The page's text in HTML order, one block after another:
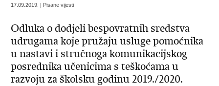
17.09.2019. | Pisane vijesti
Odluka o dodjeli bespovratnih sredstva
udrugama koje pružaju usluge pomoćnika
u nastavi i stručnoga komunikacijskog
posrednika učenicima s teškoćama u
razvoju za školsku godinu 2019./2020.